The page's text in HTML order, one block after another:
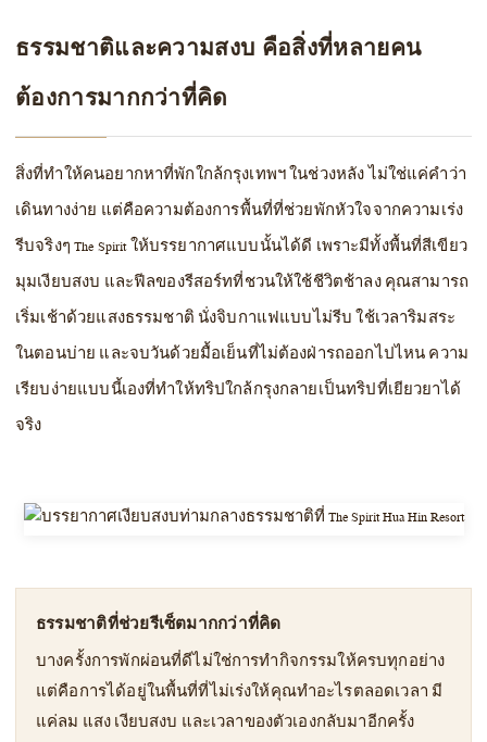
ธรรมชาติและความสงบ คือสิ่งที่หลายคน
ต้องการมากกว่าที่คิด
สิ่งที่ทำให้คนอยากหาที่พักใกล้กรุงเทพฯ ในช่วงหลัง ไม่ใช่แค่คำว่า
เดินทางง่าย แต่คือความต้องการพื้นที่ที่ช่วยพักหัวใจจากความเร่ง
รีบจริงๆ The Spirit ให้บรรยากาศแบบนั้นได้ดี เพราะมีทั้งพื้นที่สีเขียว
มุมเงียบสงบ และฟีลของรีสอร์ทที่ชวนให้ใช้ชีวิตช้าลง คุณสามารถ
เริ่มเช้าด้วยแสงธรรมชาติ นั่งจิบกาแฟแบบไม่รีบ ใช้เวลาริมสระ
ในตอนบ่าย และจบวันด้วยมื้อเย็นที่ไม่ต้องฝ่ารถออกไปไหน ความ
เรียบง่ายแบบนี้เองที่ทำให้ทริปใกล้กรุงกลายเป็นทริปที่เยียวยาได้
จริง
ธรรมชาติที่ช่วยรีเซ็ตมากกว่าที่คิด
บางครั้งการพักผ่อนที่ดีไม่ใช่การทำกิจกรรมให้ครบทุกอย่าง
แต่คือการได้อยู่ในพื้นที่ที่ไม่เร่งให้คุณทำอะไรตลอดเวลา มี
แค่ลม แสง เงียบสงบ และเวลาของตัวเองกลับมาอีกครั้ง